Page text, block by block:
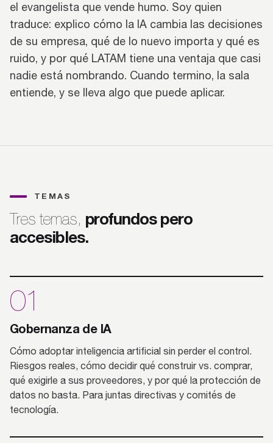
el evangelista que vende humo. Soy quien
traduce: explico cómo la IA cambia las decisiones
de su empresa, qué de lo nuevo importa y qué es
ruido, y por qué LATAM tiene una ventaja que casi
nadie está nombrando. Cuando termino, la sala
entiende, y se lleva algo que puede aplicar.
TEMAS
Tres temas, profundos pero
accesibles.
01
Gobernanza de IA
Cómo adoptar inteligencia artificial sin perder el control.
Riesgos reales, cómo decidir qué construir vs. comprar,
qué exigirle a sus proveedores, y por qué la protección de
datos no basta. Para juntas directivas y comités de
tecnología.